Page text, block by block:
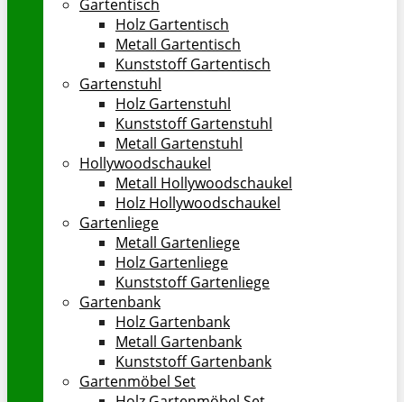
Gartentisch
Holz Gartentisch
Metall Gartentisch
Kunststoff Gartentisch
Gartenstuhl
Holz Gartenstuhl
Kunststoff Gartenstuhl
Metall Gartenstuhl
Hollywoodschaukel
Metall Hollywoodschaukel
Holz Hollywoodschaukel
Gartenliege
Metall Gartenliege
Holz Gartenliege
Kunststoff Gartenliege
Gartenbank
Holz Gartenbank
Metall Gartenbank
Kunststoff Gartenbank
Gartenmöbel Set